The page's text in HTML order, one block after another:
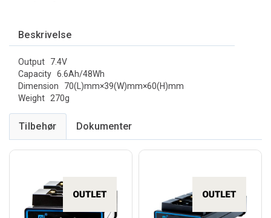
Beskrivelse
Output 7.4V
Capacity 6.6Ah/48Wh
Dimension 70(L)mm×39(W)mm×60(H)mm
Weight 270g
Tilbehør